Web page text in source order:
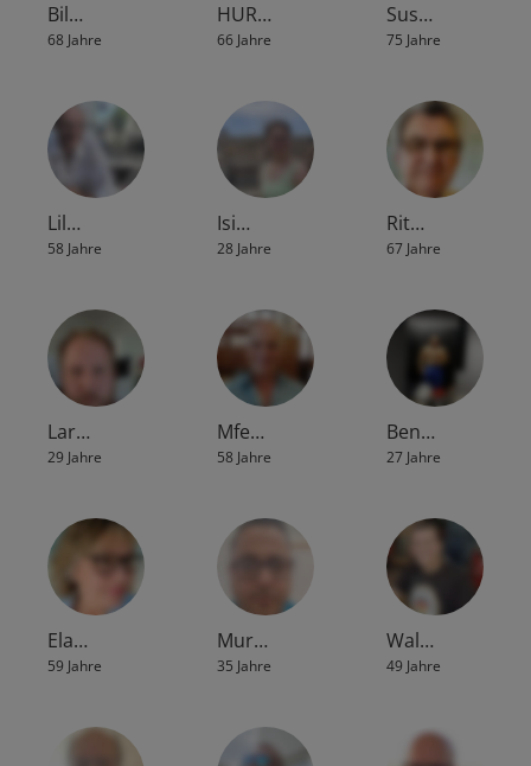
Bil…
68 Jahre
HUR…
66 Jahre
Sus…
75 Jahre
Lil…
58 Jahre
Isi…
28 Jahre
Rit…
67 Jahre
Lar…
29 Jahre
Mfe…
58 Jahre
Ben…
27 Jahre
Ela…
59 Jahre
Mur…
35 Jahre
Wal…
49 Jahre